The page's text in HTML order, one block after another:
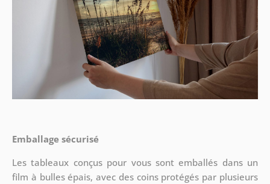
Emballage sécurisé
Les tableaux conçus pour vous sont emballés dans un
film à bulles épais, avec des coins protégés par plusieurs